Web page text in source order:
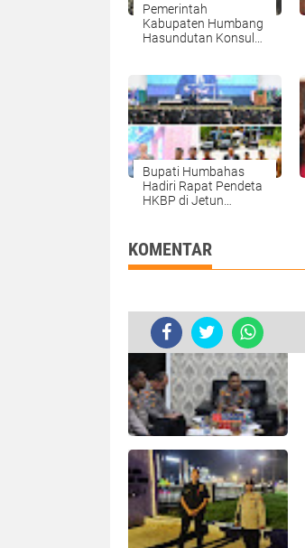
Pemerintah
Kabupaten Humbang
Hasundutan Konsulat
Humbahas.
Bupati Humbahas
Hadiri Rapat Pendeta
HKBP di Jetun
Pembangunan.
KOMENTAR